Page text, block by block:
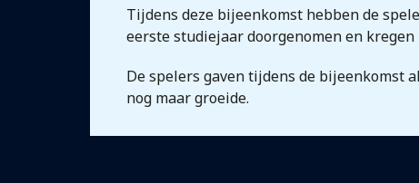
Tijdens deze bijeenkomst hebben de
eerste studiejaar doorgenomen en
De spelers gaven tijdens de bijeenkomst
nog maar groeide.